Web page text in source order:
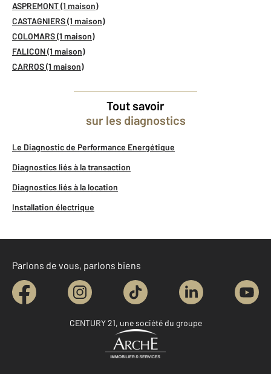
ASPREMONT (1 maison)
CASTAGNIERS (1 maison)
COLOMARS (1 maison)
FALICON (1 maison)
CARROS (1 maison)
Tout savoir
sur les diagnostics
Le Diagnostic de Performance Energétique
Diagnostics liés à la transaction
Diagnostics liés à la location
Installation électrique
Parlons de vous, parlons biens
CENTURY 21, une société du groupe